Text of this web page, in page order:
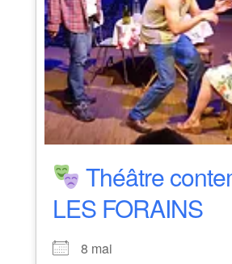
Théâtre
LES FORAINS
8 mai